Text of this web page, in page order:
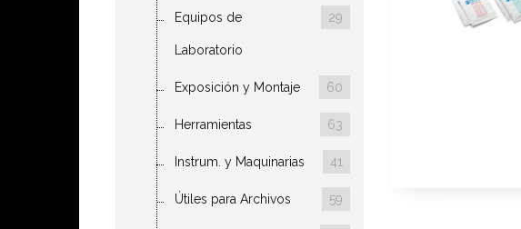
Equipos de
Laboratorio
29
Exposición y Montaje 60
Herramientas 63
Instrum. y Maquinarias 41
Útiles para Archivos 59